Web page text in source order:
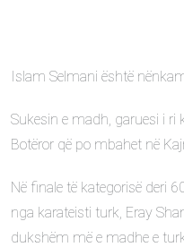
Islam Selmani është
Sukesin e madh, garuesi i ri
Botëror që po mbahet në
Në finale të kategorisë deri
nga karateisti turk, Eray
dukshëm më e madhe e